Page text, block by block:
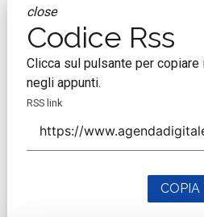
close
Codice Rss
Clicca sul pulsante per copiare
negli appunti.
RSS link
COPIA